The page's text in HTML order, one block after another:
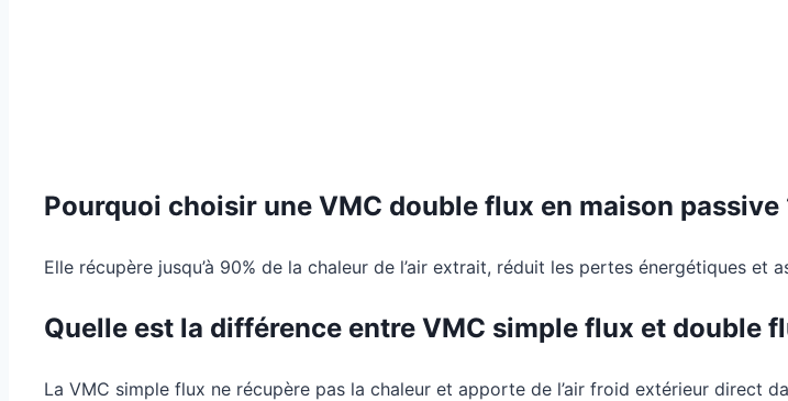
Pourquoi choisir une VMC double flux en maison passive
Elle récupère jusqu’à 90% de la chaleur de l’air extrait, réduit les pertes énergétiques et
Quelle est la différence entre VMC simple flux et double
La VMC simple flux ne récupère pas la chaleur et apporte de l’air froid extérieur direct